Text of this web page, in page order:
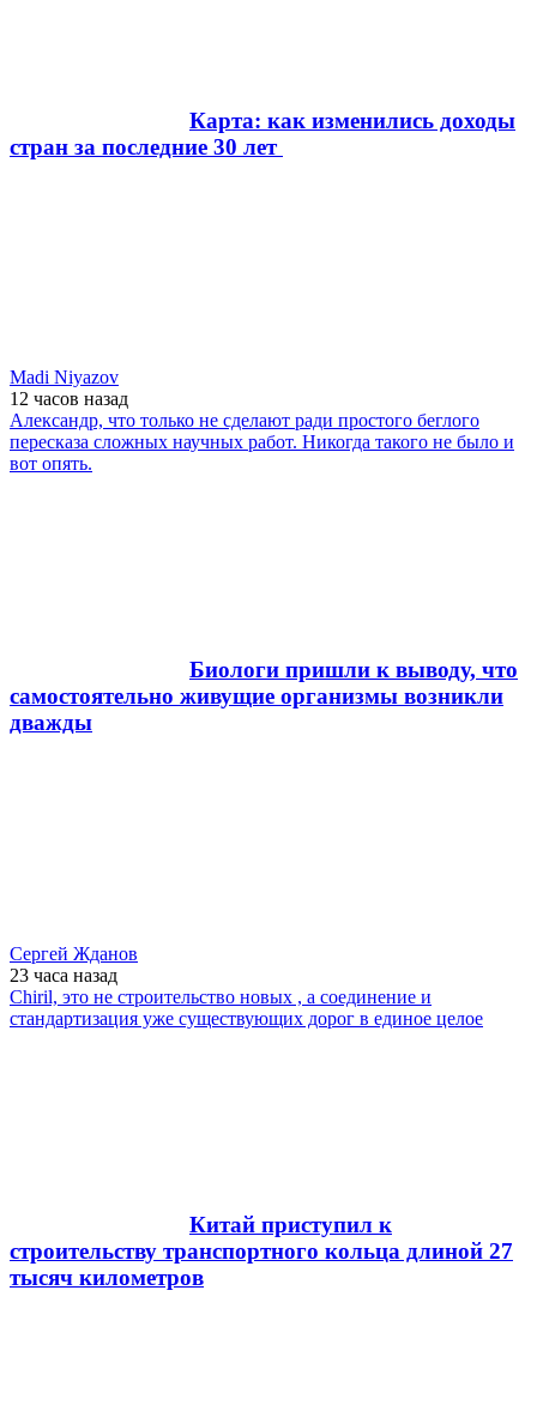
Карта: как изменились доходы
стран за последние 30 лет
Madi Niyazov
12 часов назад
Александр, что только не сделают ради простого беглого
пересказа сложных научных работ. Никогда такого не было и
вот опять.
Биологи пришли к выводу, что
самостоятельно живущие организмы возникли
дважды
Сергей Жданов
23 часа назад
Chiril, это не строительство новых , а соединение и
стандартизация уже существующих дорог в единое целое
Китай приступил к
строительству транспортного кольца длиной 27
тысяч километров